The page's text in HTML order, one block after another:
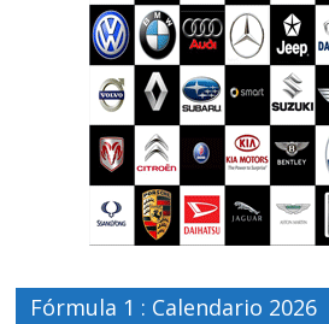
Fórmula 1 : Calendario 2026